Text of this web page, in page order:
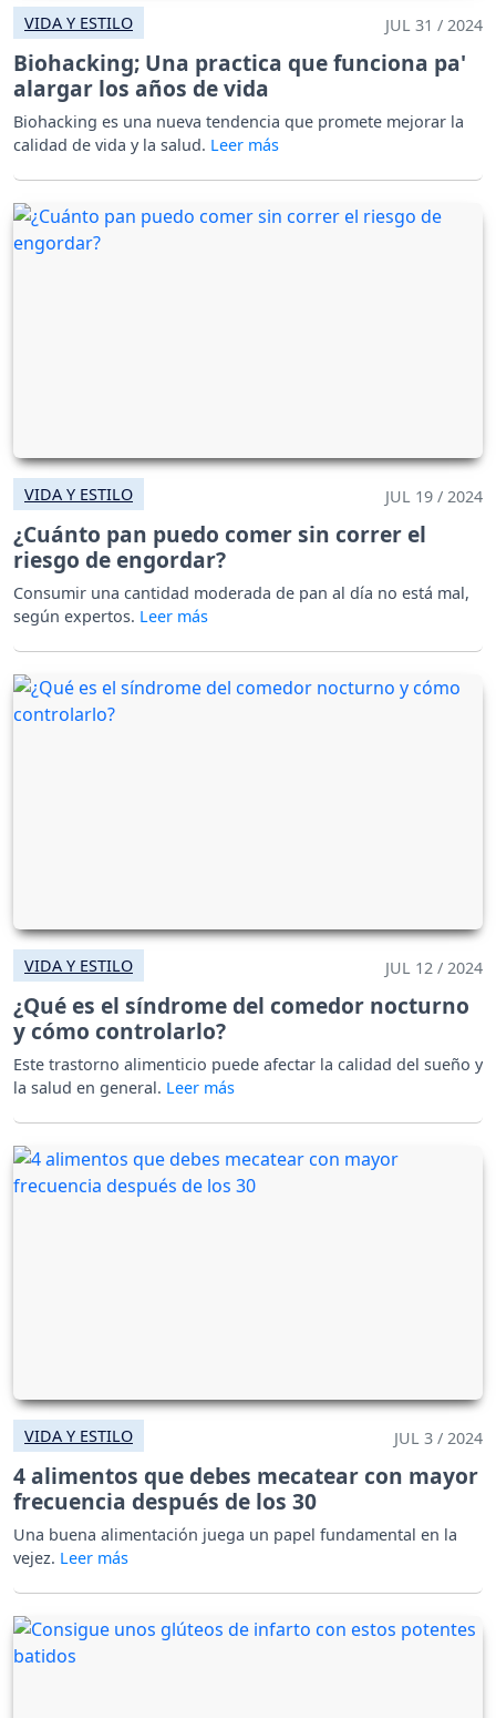
VIDA Y ESTILO JUL 31 / 2024
Biohacking; Una practica que funciona pa'
alargar los años de vida
Biohacking es una nueva tendencia que promete mejorar la
calidad de vida y la salud.
VIDA Y ESTILO JUL 19 / 2024
¿Cuánto pan puedo comer sin correr el
riesgo de engordar?
Consumir una cantidad moderada de pan al día no está mal,
según expertos.
VIDA Y ESTILO JUL 12 / 2024
¿Qué es el síndrome del comedor nocturno
y cómo controlarlo?
Este trastorno alimenticio puede afectar la calidad del sueño y
la salud en general.
VIDA Y ESTILO JUL 3 / 2024
4 alimentos que debes mecatear con mayor
frecuencia después de los 30
Una buena alimentación juega un papel fundamental en la
vejez.